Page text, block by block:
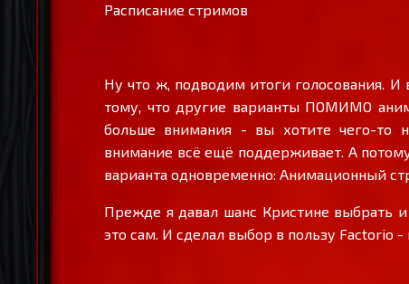
Расписание стримов
Ну что ж, подводим итоги голосования. И
тому, что другие варианты ПОМИМО
больше внимания - вы хотите чего-то
внимание всё ещё поддерживает. А
варианта одновременно: Анимационный
Прежде я давал шанс Кристине выбрать
это сам. И сделал выбор в пользу